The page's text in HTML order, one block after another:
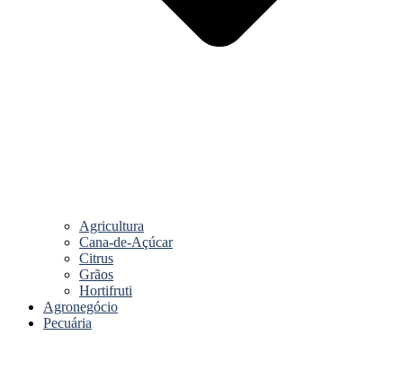
Agricultura
Cana-de-Açúcar
Citrus
Grãos
Hortifruti
Agronegócio
Pecuária